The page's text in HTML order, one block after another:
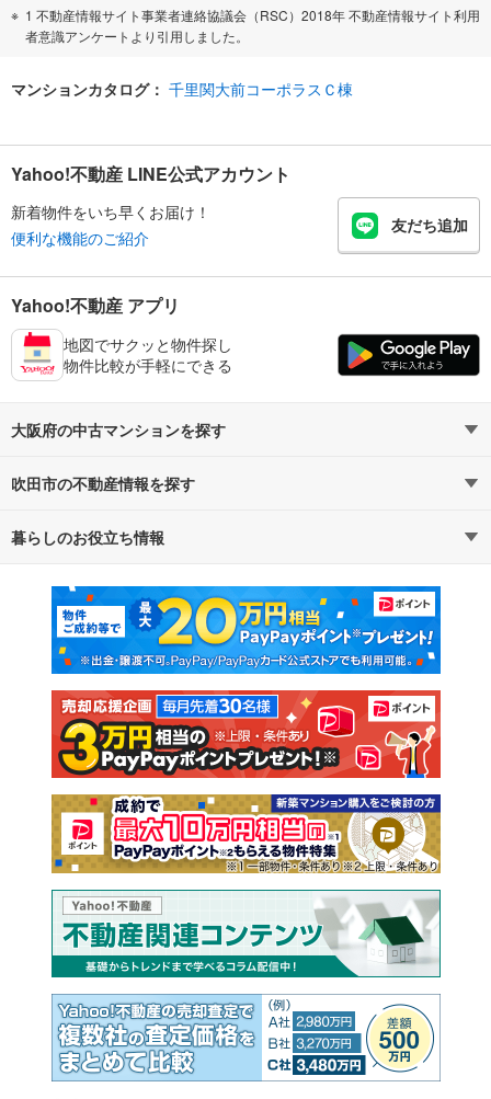
1 不動産情報サイト事業者連絡協議会（RSC）2018年 不動産情報サイト利用
者意識アンケートより引用しました。
マンションカタログ： 千里関大前コーポラスＣ棟
Yahoo!不動産 LINE公式アカウント
新着物件をいち早くお届け！
便利な機能のご紹介
友だち追加
Yahoo!不動産 アプリ
地図でサクッと物件探し
物件比較が手軽にできる
大阪府の中古マンションを探す
路線・駅から探す
通勤・通学時間から探す
吹田市の不動産情報を探す
不動産・住宅
新築マンション 中古マンション
新築一戸建て 中古一戸建て
注文住宅 土地
売却査定
暮らしのお役立ち情報
マンションカタログ 教えて！住まいの先生